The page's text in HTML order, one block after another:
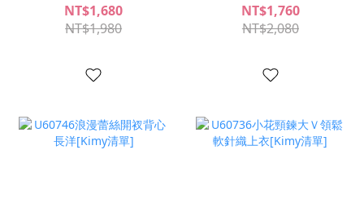
NT$1,680
NT$1,980
NT$1,760
NT$2,080